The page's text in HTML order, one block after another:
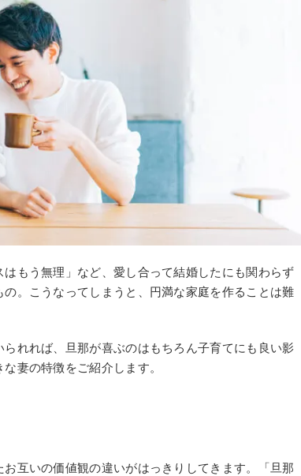
はもう無理」など、愛し合って結婚したにも関わらず
。こうなってしまうと、円満な家庭を作ることは難
れれば、旦那が喜ぶのはもちろん子育てにも良い影
妻の特徴をご紹介します。
互いの価値観の違いがはっきりしてきます。「旦那